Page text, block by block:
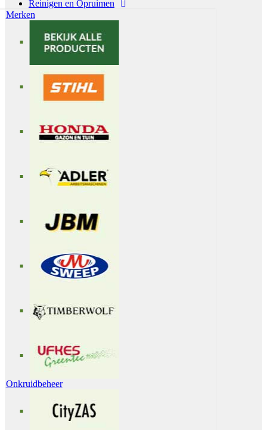
Reinigen en Opruimen
Merken
Onkruidbeheer